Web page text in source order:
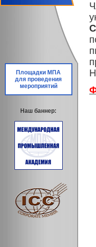
Площадки МПА
для проведения
мероприятий
Наш баннер: